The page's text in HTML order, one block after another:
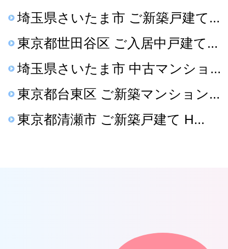
埼玉県さいたま市 ご新築戸建て...
東京都世田谷区 ご入居中戸建て...
埼玉県さいたま市 中古マンショ...
東京都台東区 ご新築マンション...
東京都清瀬市 ご新築戸建て H...